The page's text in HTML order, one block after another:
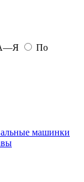
А—Я
По
машинки